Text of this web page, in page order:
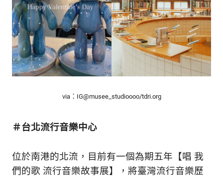
態
度
的
時
尚
潮
流、
生
活
星
奇
新
via：IG@musee_studioooo/tdri.org
＃台北流行音樂中心
位於南港的北流，目前有一個為期五年【唱 我
們的歌 流行音樂故事展】，將臺灣流行音樂歷